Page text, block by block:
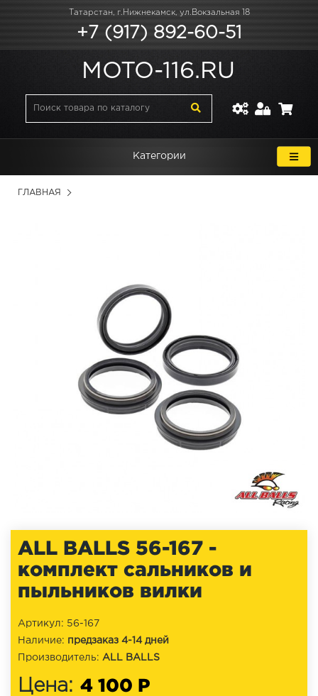
Татарстан, г.Нижнекамск, ул.Вокзальная 18
+7 (917) 892-60-51
MOTO-116.RU
Категории
ГЛАВНАЯ
ALL BALLS 56-167 -
комплект сальников и
пыльников вилки
Артикул: 56-167
Наличие: предзаказ 4-14 дней
Производитель: ALL BALLS
Цена: 4 100 Р